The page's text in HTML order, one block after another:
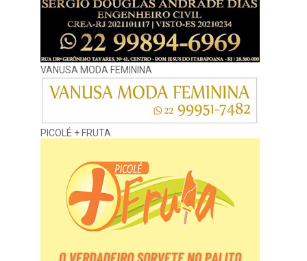
VANUSA MODA FEMININA
PICOLÉ + FRUTA